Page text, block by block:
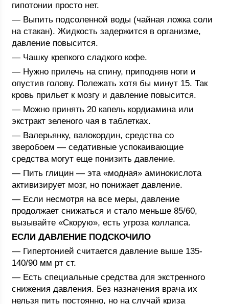
гипотонии просто нет.
— Выпить подсоленной воды (чайная ложка соли
на стакан). Жидкость задержится в организме,
давление повысится.
— Чашку крепкого сладкого кофе.
— Нужно прилечь на спину, приподняв ноги и
опустив голову. Полежать хотя бы минут 15. Так
кровь прильет к мозгу и давление повысится.
— Можно принять 20 капель кордиамина или
экстракт зеленого чая в таблетках.
— Валерьянку, валокордин, средства со
зверобоем — седативные успокаивающие
средства могут еще понизить давление.
— Пить глицин — эта «модная» аминокислота
активизирует мозг, но понижает давление.
— Если несмотря на все меры, давление
продолжает снижаться и стало меньше 85/60,
вызывайте «Скорую», есть угроза коллапса.
ЕСЛИ ДАВЛЕНИЕ ПОДСКОЧИЛО
— Гипертонией считается давление выше 135-
140/90 мм рт ст.
— Есть специальные средства для экстренного
снижения давления. Без назначения врача их
нельзя пить постоянно, но на случай криза